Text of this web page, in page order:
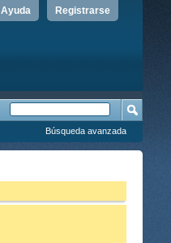
Registrarse
Ayuda
Búsqueda avanzada